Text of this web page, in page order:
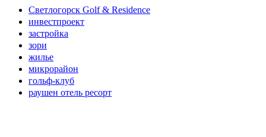
Светлогорск Golf & Residence
инвестпроект
застройка
зори
жилье
микрорайон
гольф-клуб
раушен отель ресорт